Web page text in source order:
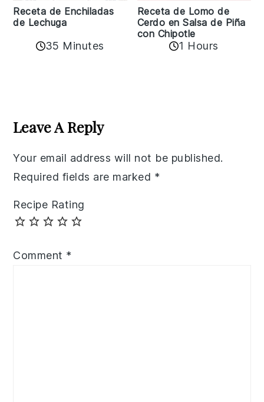
Receta de Enchiladas
de Lechuga
35 Minutes
Receta de Lomo de
Cerdo en Salsa de Piña
con Chipotle
1 Hours
Interactions
Leave A Reply
Your email address will not be published.
Required fields are marked *
Recipe Rating
Comment *